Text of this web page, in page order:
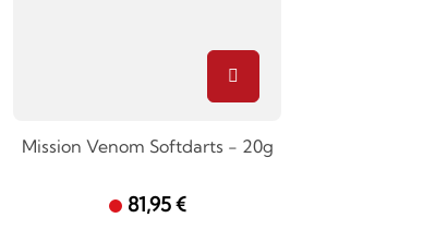
Mission Venom Softdarts - 20g
81,95 €